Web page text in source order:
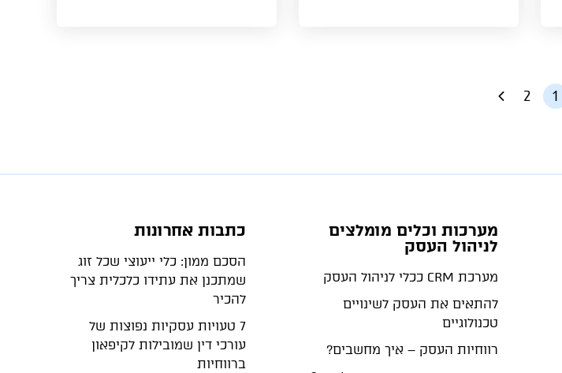
1
2
מערכות וכלים מומלצים
לניהול העסק
מערכת CRM ככלי לניהול העסק
להתאים את העסק לשינויים
טכנולוגיים
רווחיות העסק – איך מחשבים?
כתבות אחרונות
הסכם ממון: כלי ייעוצי שכל זוג
שמתכנן את עתידו כלכלית צריך
להכיר
7 טעויות עסקיות נפוצות של
עורכי דין שמובילות לקיפאון
ברווחיות